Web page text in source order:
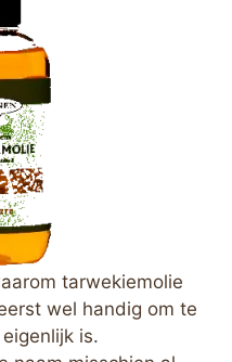
tarwekiemolie
wel handig om te
is.